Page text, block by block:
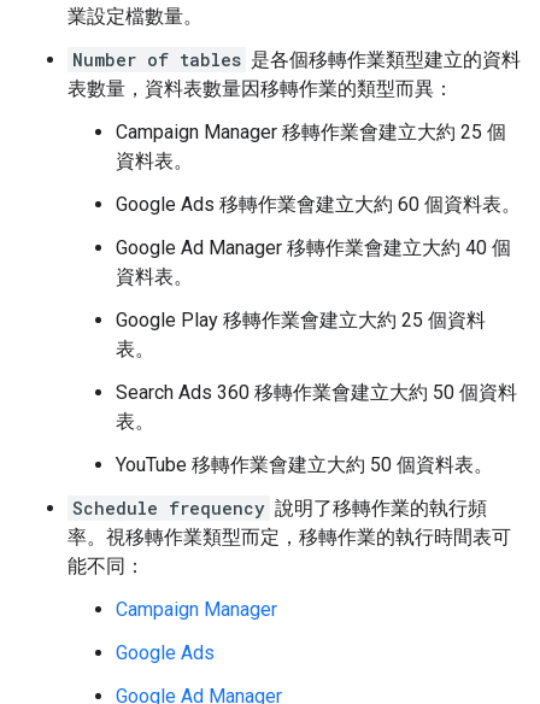
業設定檔數量。
Number of tables 是各個移轉作業類型建立的資料
表數量，資料表數量因移轉作業的類型而異：
Campaign Manager 移轉作業會建立大約 25 個
資料表。
Google Ads 移轉作業會建立大約 60 個資料表。
Google Ad Manager 移轉作業會建立大約 40 個
資料表。
Google Play 移轉作業會建立大約 25 個資料
表。
Search Ads 360 移轉作業會建立大約 50 個資料
表。
YouTube 移轉作業會建立大約 50 個資料表。
Schedule frequency 說明了移轉作業的執行頻
率。視移轉作業類型而定，移轉作業的執行時間表可
能不同：
Campaign Manager
Google Ads
Google Ad Manager